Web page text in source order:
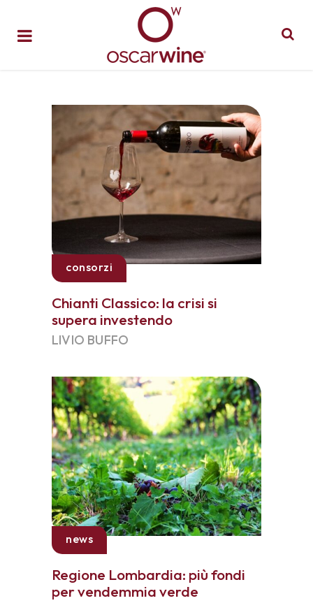
consorzi
Chianti Classico: la crisi si
supera investendo
LIVIO BUFFO
news
Regione Lombardia: più fondi
per vendemmia verde